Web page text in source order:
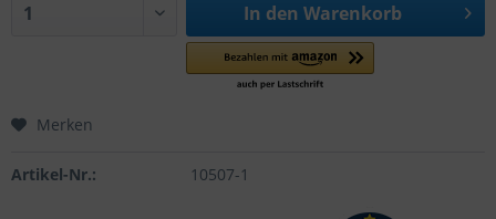
In den Warenkorb
Merken
Artikel-Nr.: 10507-1